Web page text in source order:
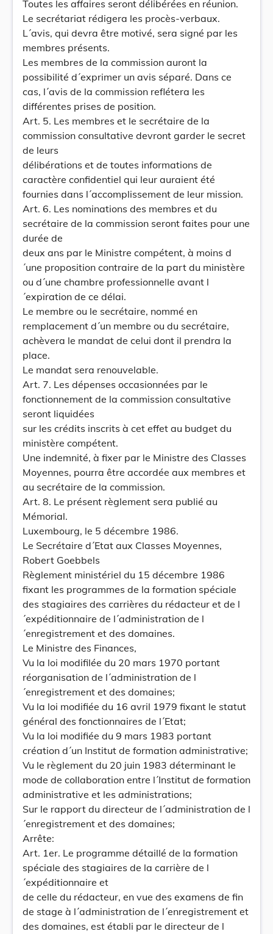
Toutes les affaires seront délibérées en réunion.
Le secrétariat rédigera les procès-verbaux.
L´avis, qui devra être motivé, sera signé par les
membres présents.
Les membres de la commission auront la
possibilité d´exprimer un avis séparé. Dans ce
cas, l´avis de la commission reflétera les
différentes prises de position.
Art. 5. Les membres et le secrétaire de la
commission consultative devront garder le secret
de leurs
délibérations et de toutes informations de
caractère confidentiel qui leur auraient été
fournies dans l´accomplissement de leur mission.
Art. 6. Les nominations des membres et du
secrétaire de la commission seront faites pour une
durée de
deux ans par le Ministre compétent, à moins d
´une proposition contraire de la part du ministère
ou d´une chambre professionnelle avant l
´expiration de ce délai.
Le membre ou le secrétaire, nommé en
remplacement d´un membre ou du secrétaire,
achèvera le mandat de celui dont il prendra la
place.
Le mandat sera renouvelable.
Art. 7. Les dépenses occasionnées par le
fonctionnement de la commission consultative
seront liquidées
sur les crédits inscrits à cet effet au budget du
ministère compétent.
Une indemnité, à fixer par le Ministre des Classes
Moyennes, pourra être accordée aux membres et
au secrétaire de la commission.
Art. 8. Le présent règlement sera publié au
Mémorial.
Luxembourg, le 5 décembre 1986.
Le Secrétaire d´Etat aux Classes Moyennes,
Robert Goebbels
Règlement ministériel du 15 décembre 1986
fixant les programmes de la formation spéciale
des stagiaires des carrières du rédacteur et de l
´expéditionnaire de l´administration de l
´enregistrement et des domaines.
Le Ministre des Finances,
Vu la loi modifilée du 20 mars 1970 portant
réorganisation de l´administration de l
´enregistrement et des domaines;
Vu la loi modifiée du 16 avril 1979 fixant le statut
général des fonctionnaires de l´Etat;
Vu la loi modifiée du 9 mars 1983 portant
création d´un Institut de formation administrative;
Vu le règlement du 20 juin 1983 déterminant le
mode de collaboration entre l´Institut de formation
administrative et les administrations;
Sur le rapport du directeur de l´administration de l
´enregistrement et des domaines;
Arrête:
Art. 1er. Le programme détaillé de la formation
spéciale des stagiaires de la carrière de l
´expéditionnaire et
de celle du rédacteur, en vue des examens de fin
de stage à l´administration de l´enregistrement et
des domaines, est établi par le directeur de l